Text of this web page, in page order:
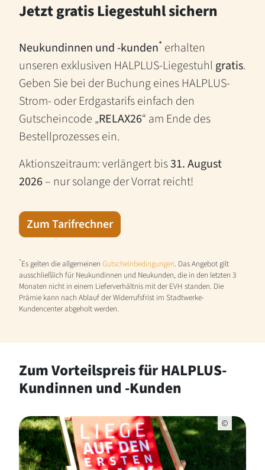
Jetzt gratis Liegestuhl sichern
Neukundinnen und -kunden* erhalten
unseren exklusiven HALPLUS-Liegestuhl gratis.
Geben Sie bei der Buchung eines HALPLUS-
Strom- oder Erdgastarifs einfach den
Gutscheincode „RELAX26“ am Ende des
Bestellprozesses ein.
Aktionszeitraum: verlängert bis31. August
2026 – nur solange der Vorrat reicht!
Zum Tarifrechner
*Es gelten die allgemeinen Gutscheinbedingungen. Das Angebot gilt
ausschließlich für Neukundinnen und Neukunden, die in den letzten 3
Monaten nicht in einem Lieferverhältnis mit der EVH standen. Die
Prämie kann nach Ablauf der Widerrufsfrist im Stadtwerke-
Kundencenter abgeholt werden.
Zum Vorteilspreis für HALPLUS-
Kundinnen und -Kunden